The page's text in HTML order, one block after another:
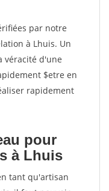
par notre
à Lhuis. Un
véracité d'une
$etre en
rapidement
pour
à Lhuis
tant qu'artisan